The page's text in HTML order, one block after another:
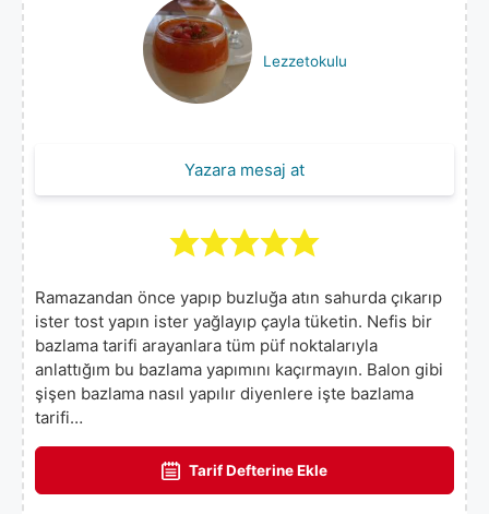
Lezzetokulu
Yazara mesaj at
Ramazandan önce yapıp buzluğa atın sahurda çıkarıp
ister tost yapın ister yağlayıp çayla tüketin. Nefis bir
bazlama tarifi arayanlara tüm püf noktalarıyla
anlattığım bu bazlama yapımını kaçırmayın. Balon gibi
şişen bazlama nasıl yapılır diyenlere işte bazlama
tarifi…
Tarif Defterine Ekle